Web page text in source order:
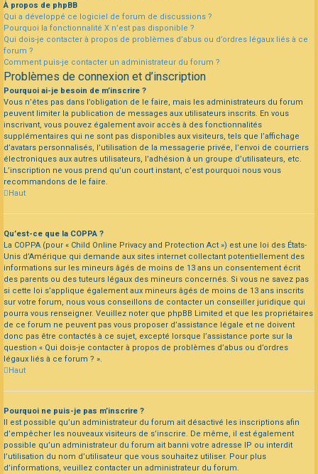
À propos de phpBB
Qui a développé ce logiciel de forum de discussions ?
Pourquoi la fonctionnalité X n’est pas disponible ?
Qui dois-je contacter à propos de problèmes d’abus ou d’ordres légaux liés à ce
forum ?
Comment puis-je contacter un administrateur du forum ?
Problèmes de connexion et d’inscription
Pourquoi ai-je besoin de m’inscrire ?
Vous n’êtes pas dans l’obligation de le faire, mais les administrateurs du forum
peuvent limiter la publication de messages aux utilisateurs inscrits. En vous
inscrivant, vous pouvez également avoir accès à des fonctionnalités
supplémentaires qui ne sont pas disponibles aux visiteurs, tels que l’affichage
d’avatars personnalisés, l’utilisation de la messagerie privée, l’envoi de courriers
électroniques aux autres utilisateurs, l’adhésion à un groupe d’utilisateurs, etc.
L’inscription ne vous prend qu’un court instant, c’est pourquoi nous vous
recommandons de le faire.
Haut
Qu’est-ce que la COPPA ?
La COPPA (pour « Child Online Privacy and Protection Act ») est une loi des États-
Unis d’Amérique qui demande aux sites internet collectant potentiellement des
informations sur les mineurs âgés de moins de 13 ans un consentement écrit
des parents ou des tuteurs légaux des mineurs concernés. Si vous ne savez pas
si cette loi s’applique également aux mineurs âgés de moins de 13 ans inscrits
sur votre forum, nous vous conseillons de contacter un conseiller juridique qui
pourra vous renseigner. Veuillez noter que phpBB Limited et que les propriétaires
de ce forum ne peuvent pas vous proposer d’assistance légale et ne doivent
donc pas être contactés à ce sujet, excepté lorsque l’assistance porte sur la
question « Qui dois-je contacter à propos de problèmes d’abus ou d’ordres
légaux liés à ce forum ? ».
Haut
Pourquoi ne puis-je pas m’inscrire ?
Il est possible qu’un administrateur du forum ait désactivé les inscriptions afin
d’empêcher les nouveaux visiteurs de s’inscrire. De même, il est également
possible qu’un administrateur du forum ait banni votre adresse IP ou interdit
l’utilisation du nom d’utilisateur que vous souhaitez utiliser. Pour plus
d’informations, veuillez contacter un administrateur du forum.